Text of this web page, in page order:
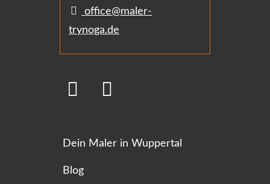
office@maler-
trynoga.de
Dein Maler in Wuppertal
Blog